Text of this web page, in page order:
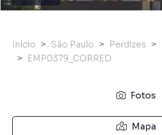
Início São Paulo Perdizes
EMP0379_CORRED
Fotos
Mapa